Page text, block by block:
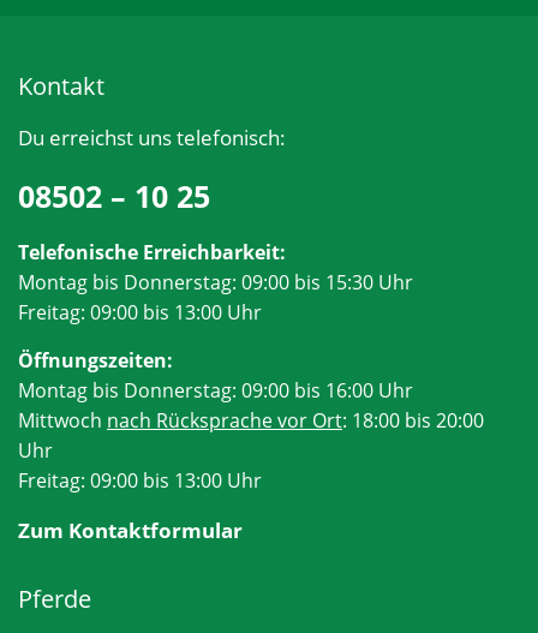
Kontakt
Du erreichst uns telefonisch:
08502 – 10 25
Telefonische Erreichbarkeit:
Montag bis Donnerstag: 09:00 bis 15:30 Uhr
Freitag: 09:00 bis 13:00 Uhr
Öffnungszeiten:
Montag bis Donnerstag: 09:00 bis 16:00 Uhr
Mittwoch nach Rücksprache vor Ort: 18:00 bis 20:00
Uhr
Freitag: 09:00 bis 13:00 Uhr
Zum Kontaktformular
Pferde